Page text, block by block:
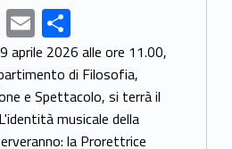
E
m
ai
l
S
h
ar
e
aprile 2026 alle ore 11.00,
di Filosofia,
e Spettacolo, si terrà il
musicale della
la Prorettrice